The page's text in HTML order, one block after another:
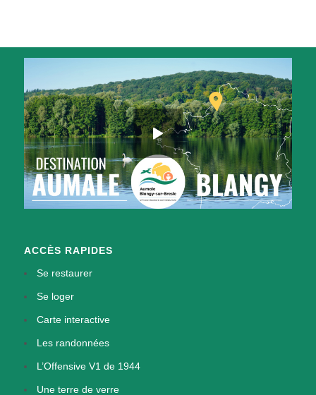
ACCÈS RAPIDES
Se restaurer
Se loger
Carte interactive
Les randonnées
L’Offensive V1 de 1944
Une terre de verre